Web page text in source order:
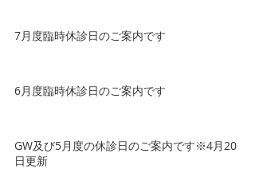
7月度臨時休診日のご案内です
6月度臨時休診日のご案内です
GW及び5月度の休診日のご案内です※4月20
日更新